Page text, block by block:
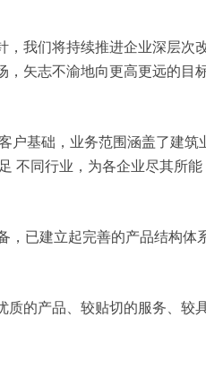
我们将持续推进企业深层次
矢志不渝地向更高更远的目
户基础，业务范围涵盖了建筑
不同行业，为各企业尽其所
，已建立起完善的产品结构体
的产品、较贴切的服务、较